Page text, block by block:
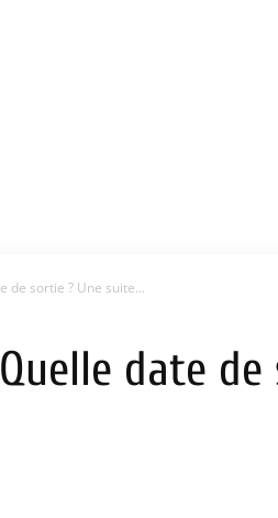
de sortie ? Une suite...
date